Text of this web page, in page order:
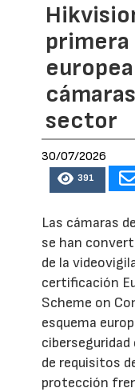
europea
sector
30/07/2026
391
Las cámaras
se han
de la
certificación
Scheme on
esquema
de requisitos
protección